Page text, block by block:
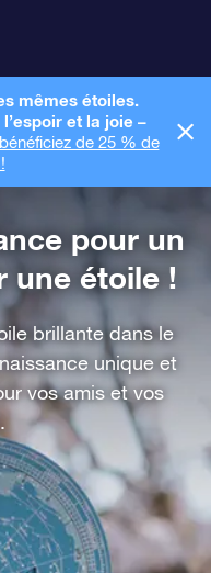
mêmes étoiles.
et la joie –
de 25 % de
pour un
une étoile !
brillante dans le
unique et
vos amis et vos